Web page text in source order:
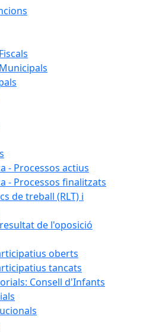
- Processos actius
- Processos finalitzats
de treball (RLT) i
de l'oposició
oberts
tancats
Consell d'Infants